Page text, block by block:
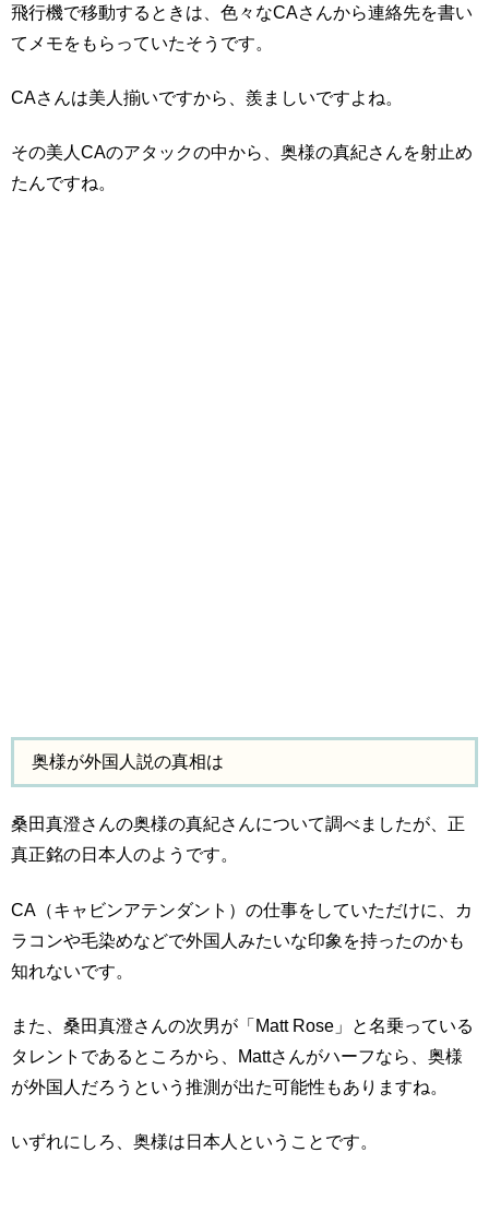
飛行機で移動するときは、色々なCAさんから連絡先を書い
てメモをもらっていたそうです。
CAさんは美人揃いですから、羨ましいですよね。
その美人CAのアタックの中から、奥様の真紀さんを射止め
たんですね。
奥様が外国人説の真相は
桑田真澄さんの奥様の真紀さんについて調べましたが、正
真正銘の日本人のようです。
CA（キャビンアテンダント）の仕事をしていただけに、カ
ラコンや毛染めなどで外国人みたいな印象を持ったのかも
知れないです。
また、桑田真澄さんの次男が「Matt Rose」と名乗っている
タレントであるところから、Mattさんがハーフなら、奥様
が外国人だろうという推測が出た可能性もありますね。
いずれにしろ、奥様は日本人ということです。